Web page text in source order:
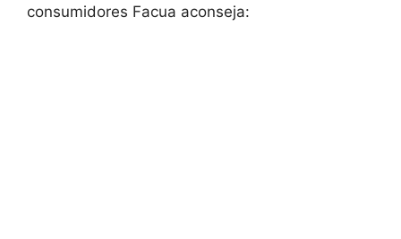
consumidores Facua aconseja: